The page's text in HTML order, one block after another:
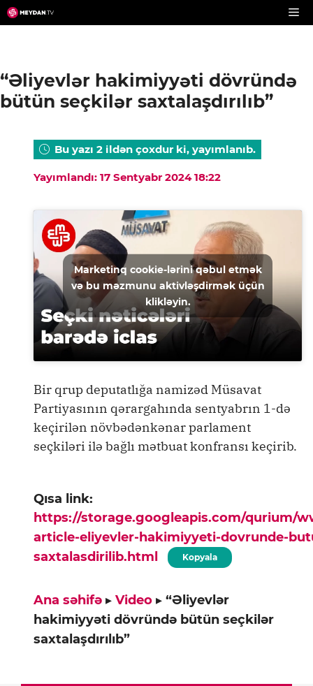
Skip
to
“Əliyevlər hakimiyyəti dövründə
bütün seçkilər saxtalaşdırılıb”
Bu yazı 2 ildən çoxdur ki, yayımlanıb.
Yayımlandı: 17 Sentyabr 2024 18:22
Marketinq cookie-lərini qəbul etmək
və bu məzmunu aktivləşdirmək üçün
klikləyin.
Bir qrup deputatlığa namizəd Müsavat
Partiyasının qərargahında sentyabrın 1-də
keçirilən növbədənkənar parlament
seçkiləri ilə bağlı mətbuat konfransı keçirib.
Qısa link:
https://storage.googleapis.com/qurium/
article-eliyevler-hakimiyyeti-dovrunde-
saxtalasdirilib.html
Kopyala
Ana səhifə ▸ Video ▸ “Əliyevlər
hakimiyyəti dövründə bütün seçkilər
saxtalaşdırılıb”